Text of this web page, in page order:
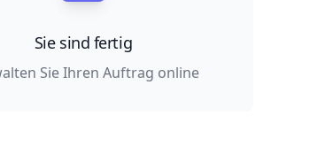
Sie sind fertig
Sie Ihren Auftrag online